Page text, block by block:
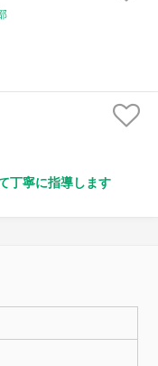
丁寧に指導します